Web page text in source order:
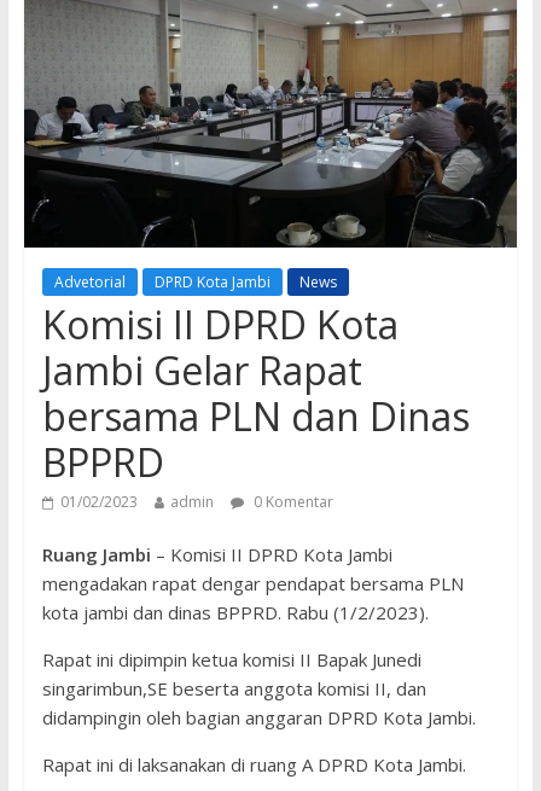
Advetorial DPRD Kota Jambi News
Komisi II DPRD Kota
Jambi Gelar Rapat
bersama PLN dan Dinas
BPPRD
01/02/2023 admin 0 Komentar
Ruang Jambi – Komisi II DPRD Kota Jambi
mengadakan rapat dengar pendapat bersama PLN
kota jambi dan dinas BPPRD. Rabu (1/2/2023).
Rapat ini dipimpin ketua komisi II Bapak Junedi
singarimbun,SE beserta anggota komisi II, dan
didampingin oleh bagian anggaran DPRD Kota Jambi.
Rapat ini di laksanakan di ruang A DPRD Kota Jambi.